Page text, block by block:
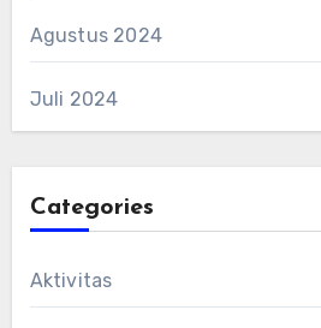
Agustus 2024
Juli 2024
Categories
Aktivitas